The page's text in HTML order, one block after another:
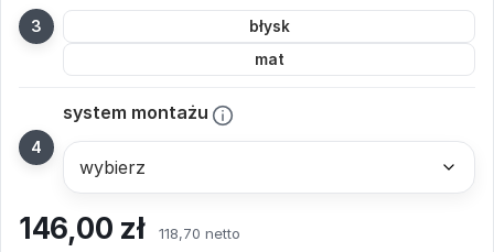
błysk
mat
system montażu
146,00 zł 118,70 netto